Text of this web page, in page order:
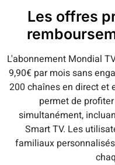
Les offres
L'abonnement Mondial
9,90€ par mois sans
200 chaînes en direct et
permet de
simultanément,
Smart TV. Les
familiaux